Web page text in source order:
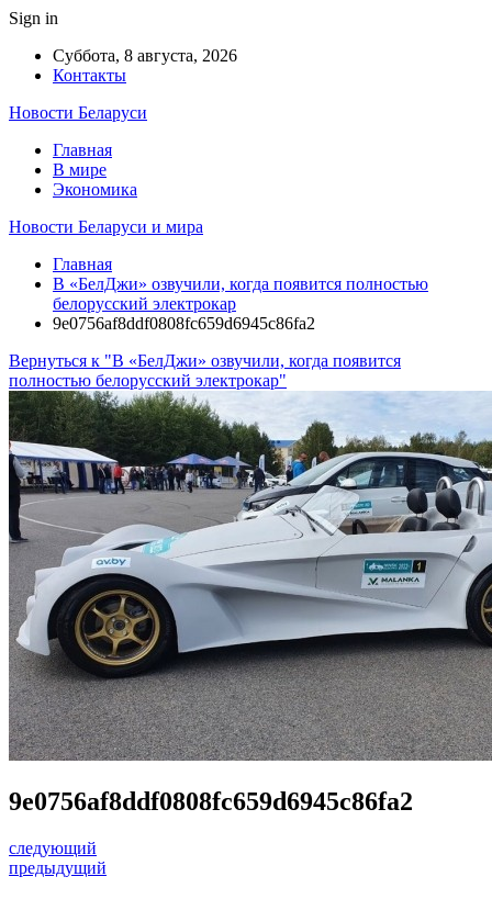
Sign in
Суббота, 8 августа, 2026
Контакты
Новости Беларуси
Главная
В мире
Экономика
Новости Беларуси и мира
Главная
В «БелДжи» озвучили, когда появится полностью
белорусский электрокар
9e0756af8ddf0808fc659d6945c86fa2
Вернуться к "В «БелДжи» озвучили, когда появится
полностью белорусский электрокар"
9e0756af8ddf0808fc659d6945c86fa2
следующий
предыдущий